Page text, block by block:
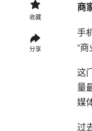
收藏
分享
商
手
“
这
量
媒
过